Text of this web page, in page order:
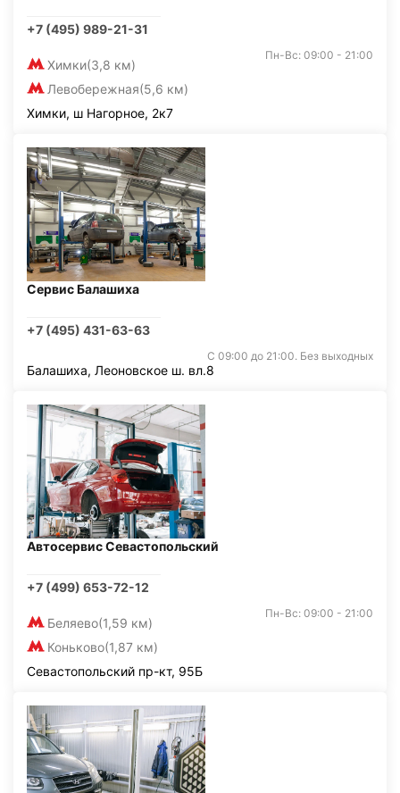
+7 (495) 989-21-31
Химки(3,8 км)
Левобережная(5,6 км)
Пн-Вс: 09:00 - 21:00
Химки, ш Нагорное, 2к7
Сервис Балашиха
+7 (495) 431-63-63
С 09:00 до 21:00. Без выходных
Балашиха, Леоновское ш. вл.8
Автосервис Севастопольский
+7 (499) 653-72-12
Беляево(1,59 км)
Коньково(1,87 км)
Пн-Вс: 09:00 - 21:00
Севастопольский пр-кт, 95Б